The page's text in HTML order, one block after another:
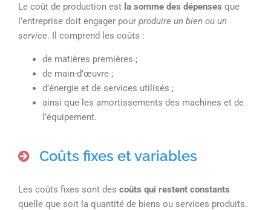
Le coût de production est la somme des dépenses que
l’entreprise doit engager pour produire un bien ou un
service. Il comprend les coûts :
de matières premières ;
de main-d’œuvre ;
d’énergie et de services utilisés ;
ainsi que les amortissements des machines et de
l’équipement.
Coûts fixes et variables
Les coûts fixes sont des coûts qui restent constants
quelle que soit la quantité de biens ou services produits.